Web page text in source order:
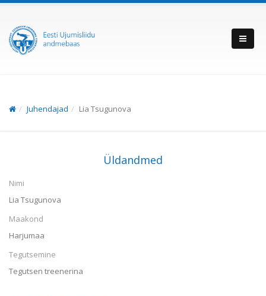
Juhendajad Lia Tsugunova
Üldandmed
Nimi
Lia Tsugunova
Maakond
Harjumaa
Tegutsemine
Tegutsen treenerina